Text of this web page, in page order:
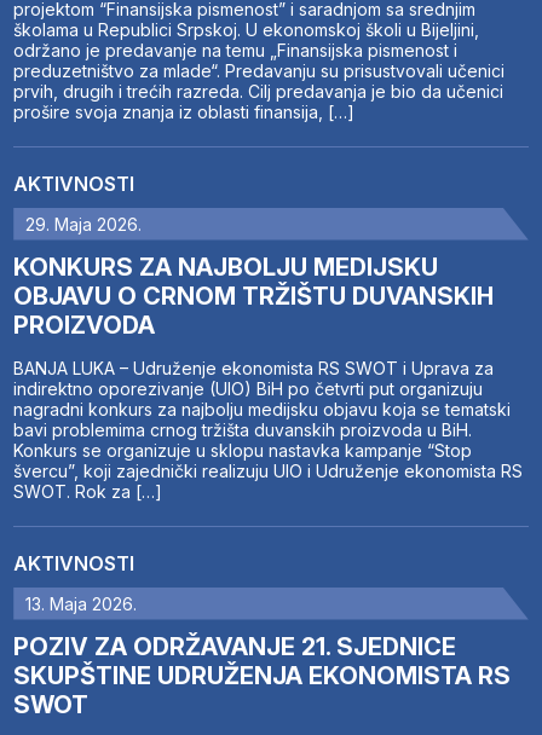
projektom “Finansijska pismenost” i saradnjom sa srednjim
školama u Republici Srpskoj. U ekonomskoj školi u Bijeljini,
održano je predavanje na temu „Finansijska pismenost i
preduzetništvo za mlade“. Predavanju su prisustvovali učenici
prvih, drugih i trećih razreda. Cilj predavanja je bio da učenici
prošire svoja znanja iz oblasti finansija, […]
AKTIVNOSTI
29. Maja 2026.
KONKURS ZA NAJBOLJU MEDIJSKU
OBJAVU O CRNOM TRŽIŠTU DUVANSKIH
PROIZVODA
BANJA LUKA – Udruženje ekonomista RS SWOT i Uprava za
indirektno oporezivanje (UIO) BiH po četvrti put organizuju
nagradni konkurs za najbolju medijsku objavu koja se tematski
bavi problemima crnog tržišta duvanskih proizvoda u BiH.
Konkurs se organizuje u sklopu nastavka kampanje “Stop
švercu”, koji zajednički realizuju UIO i Udruženje ekonomista RS
SWOT. Rok za […]
AKTIVNOSTI
13. Maja 2026.
POZIV ZA ODRŽAVANJE 21. SJEDNICE
SKUPŠTINE UDRUŽENJA EKONOMISTA RS
SWOT